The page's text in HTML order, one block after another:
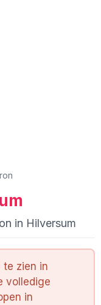
in Hilversum
te zien in
volledige
in